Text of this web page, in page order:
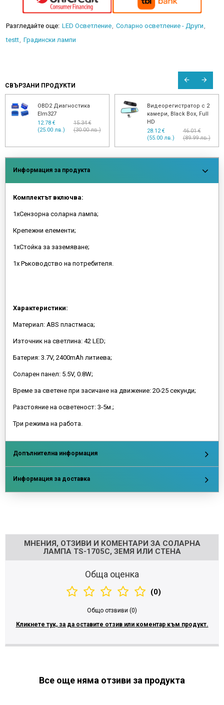
Разгледайте още: LED Осветление Соларно осветление - Други
testt Градински лампи
СВЪРЗАНИ ПРОДУКТИ
OBD2 Диагностика
Elm327
12.78 €
(25.00 лв.)
15.34 €
(30.00 лв.)
Видеорегистратор с 2
камери, Black Box, Full
HD
28.12 €
(55.00 лв.)
46.01 €
(89.99 лв.)
Информация за продукта
Комплектът включва:
1xСензорна соларна лампа;
Крепежни елементи;
1xСтойка за заземяване;
1x Ръководство на потребителя.
Характеристики:
Материал: ABS пластмаса;
Източник на светлина: 42 LED;
Батерия: 3.7V, 2400mAh литиева;
Соларен панел: 5.5V, 0.8W;
Време за светене при засичане на движение: 20-25 секунди;
Разстояние на осветеност: 3-5м.;
Три режима на работа.
Допълнителна информация
Информация за доставка
МНЕНИЯ, ОТЗИВИ И КОМЕНТАРИ ЗА СОЛАРНА
ЛАМПА TS-1705C, ЗЕМЯ ИЛИ СТЕНА
Обща оценка
(0)
Общо отзвиви (0)
Кликнете тук, за да оставите отзив или коментар към продукт.
Все още няма отзиви за продукта